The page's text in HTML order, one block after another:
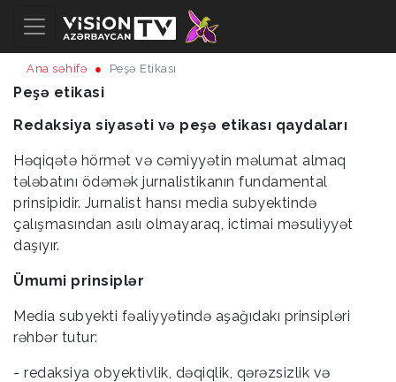
Ana səhifə Peşə Etikası
Peşə etikasi
Redaksiya siyasəti və peşə etikası qaydaları
Həqiqətə hörmət və cəmiyyətin məlumat almaq
tələbatını ödəmək jurnalistikanın fundamental
prinsipidir. Jurnalist hansı media subyektində
çalışmasından asılı olmayaraq, ictimai məsuliyyət
daşıyır.
Ümumi prinsiplər
Media subyekti fəaliyyətində aşağıdakı prinsipləri
rəhbər tutur:
- redaksiya obyektivlik, dəqiqlik, qərəzsizlik və